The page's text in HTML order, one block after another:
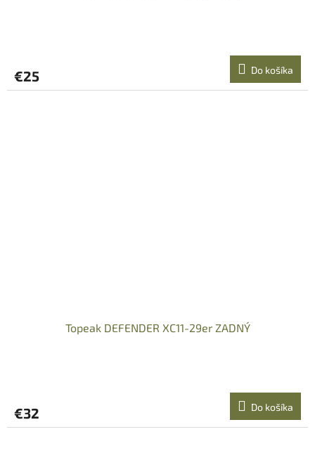
€25 Do košíka
Topeak DEFENDER XC11-29er ZADNÝ
€32 Do košíka